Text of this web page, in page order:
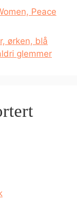
Peace
ørken, blå
glemmer